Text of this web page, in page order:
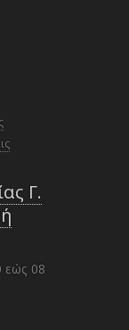
Γ.
εώς 08